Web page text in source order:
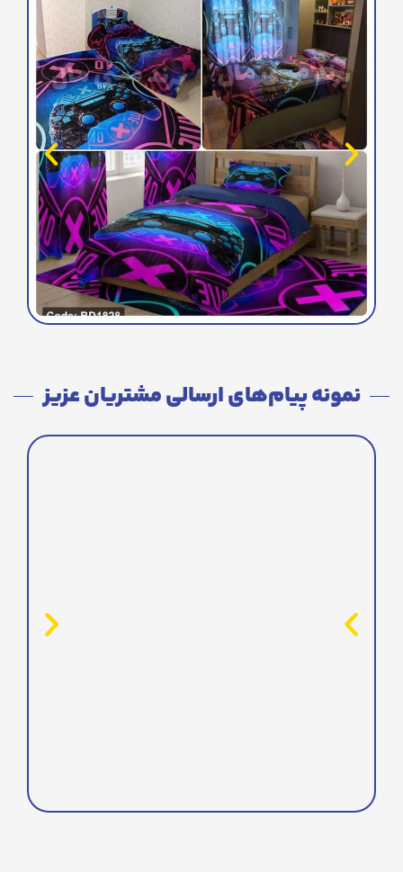
نمونه پیام‌های ارسالی مشتریان عزیز